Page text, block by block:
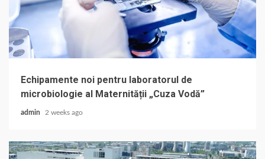
Echipamente noi pentru laboratorul de
microbiologie al Maternității „Cuza Vodă”
admin 2 weeks ago